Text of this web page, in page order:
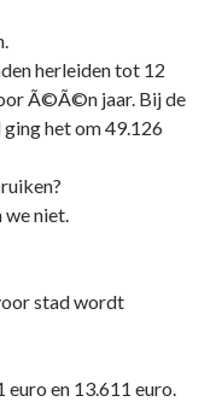
herleiden tot 12
Ã©Ã©n jaar. Bij de
het om 49.126
we niet.
stad wordt
en 13.611 euro.